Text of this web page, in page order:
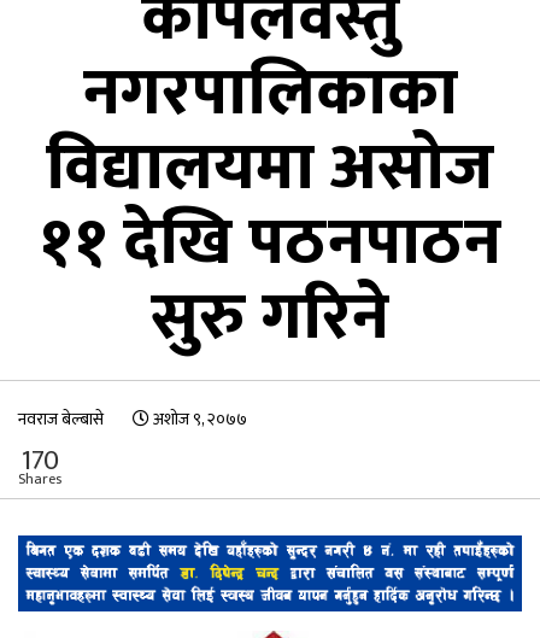
नगरपालिकाका
विद्यालयमा असोज
११ देखि पठनपाठन
सुरु गरिने
नवराज बेल्बासे अशोज ९, २०७७
170
Shares